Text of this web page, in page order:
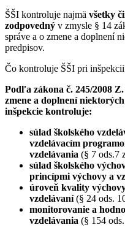
ŠŠI kontroluje najmä všetky
zodpovedný v zmysle § 14
správe a o zmene a doplnení
predpisov.
Čo kontroluje ŠŠI pri
Podľa zákona č. 245/2008
zmene a doplnení
inšpekcie kontroluje:
súlad školského
vzdelávacím
vzdelávania (§ 7 ods.7
súlad školského
princípmi výchovy a
úroveň kvality
vzdelávaní(§ 24 ods.
monitorovanie a
vzdelávania (§ 154